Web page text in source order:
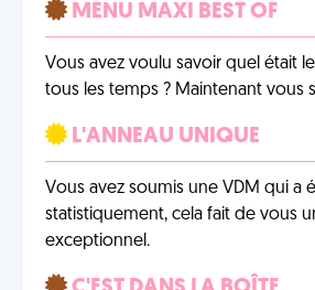
MENU MAXI BEST OF
Vous avez voulu savoir quel était
tous les temps ? Maintenant vous
L'ANNEAU UNIQUE
Vous avez soumis une VDM qui a
statistiquement, cela fait de vous
exceptionnel.